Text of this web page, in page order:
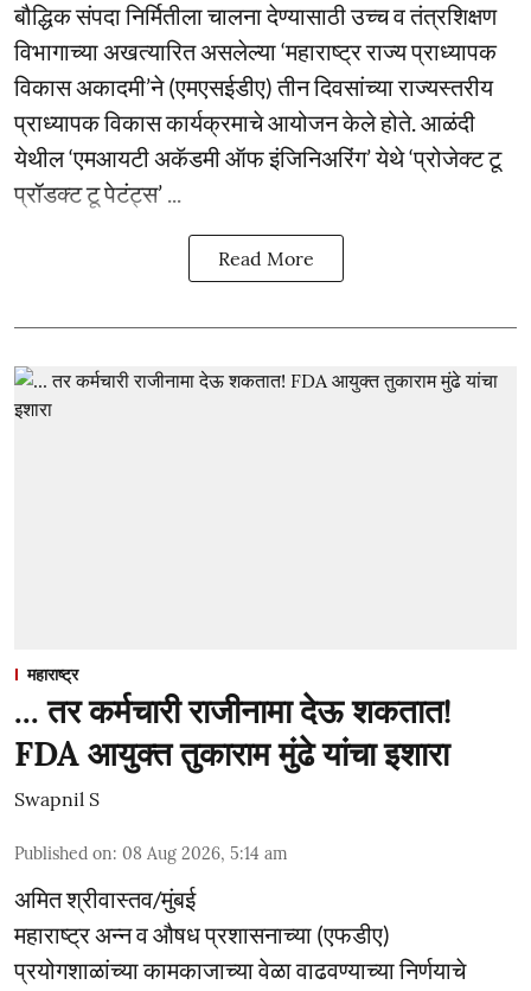
बौद्धिक संपदा निर्मितीला चालना देण्यासाठी उच्च व तंत्रशिक्षण
विभागाच्या अखत्यारित असलेल्या ‘महाराष्ट्र राज्य प्राध्यापक
विकास अकादमी’ने (एमएसईडीए) तीन दिवसांच्या राज्यस्तरीय
प्राध्यापक विकास कार्यक्रमाचे आयोजन केले होते. आळंदी
येथील ‘एमआयटी अकॅडमी ऑफ इंजिनिअरिंग’ येथे ‘प्रोजेक्ट टू
प्रॉडक्ट टू पेटंट्स’ ...
Read More
महाराष्ट्र
... तर कर्मचारी राजीनामा देऊ शकतात!
FDA आयुक्त तुकाराम मुंढे यांचा इशारा
Swapnil S
Published on: 08 Aug 2026, 5:14 am
अमित श्रीवास्तव/मुंबई
महाराष्ट्र अन्न व औषध प्रशासनाच्या (एफडीए)
प्रयोगशाळांच्या कामकाजाच्या वेळा वाढवण्याच्या निर्णयाचे